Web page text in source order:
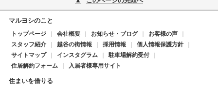
マルヨシのこと
トップページ 会社概要 お知らせ・ブログ
お客様の声
スタッフ紹介
越谷の街情報 採用情報
個人情報保護方針
サイトマップ
インスタグラム
駐車場解約受付
住居解約フォーム
入居者様専用サイト
住まいを借りる